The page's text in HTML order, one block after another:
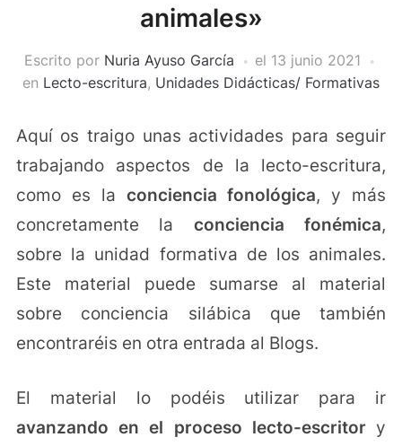
animales»
Escrito por Nuria Ayuso García el 13 junio 2021
en Lecto-escritura, Unidades Didácticas/ Formativas
Aquí os traigo unas actividades para seguir
trabajando aspectos de la lecto-escritura,
como es la conciencia fonológica, y más
concretamente la conciencia fonémica,
sobre la unidad formativa de los animales.
Este material puede sumarse al material
sobre conciencia silábica que también
encontraréis en otra entrada al Blogs.
El material lo podéis utilizar para ir
avanzando en el proceso lecto-escritory